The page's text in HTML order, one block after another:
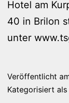
Hotel am
40 in Brilon
unter
Veröffentlicht
Kategorisiert als